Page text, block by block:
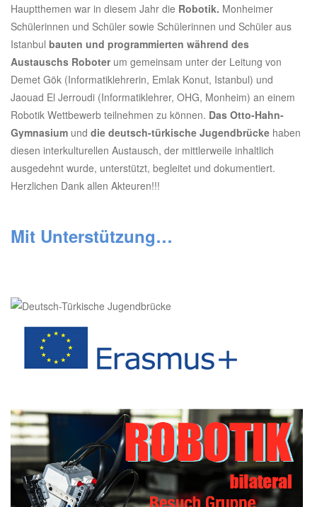
Hauptthemen war in diesem Jahr die Robotik. Monheimer
Schülerinnen und Schüler sowie Schülerinnen und Schüler aus
Istanbul bauten und programmierten während des
Austauschs Roboterum gemeinsam unter der Leitung von
Demet Gök (Informatiklehrerin, Emlak Konut, Istanbul) und
Jaouad El Jerroudi (Informatiklehrer, OHG, Monheim) an einem
Robotik Wettbewerb teilnehmen zu können. Das Otto-Hahn-
Gymnasium und die deutsch-türkische Jugendbrücke haben
diesen interkulturellen Austausch, der mittlerweile inhaltlich
ausgedehnt wurde, unterstützt, begleitet und dokumentiert.
Herzlichen Dank allen Akteuren!!!
Mit Unterstützung…